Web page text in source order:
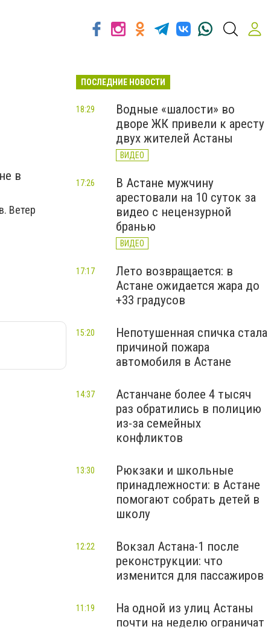
в
Ветер
ПОСЛЕДНИЕ НОВОСТИ
Водные «шалости» во
дворе ЖК привели к аресту
двух жителей Астаны
ВИДЕО
18:29
В Астане мужчину
арестовали на 10 суток за
видео с нецензурной
бранью
ВИДЕО
17:26
Лето возвращается: в
Астане ожидается жара до
+33 градусов
17:17
Непотушенная спичка стала
причиной пожара
автомобиля в Астане
15:20
Астанчане более 4 тысяч
раз обратились в полицию
из-за семейных
конфликтов
14:37
Рюкзаки и школьные
принадлежности: в Астане
помогают собрать детей в
школу
13:30
Вокзал Астана-1 после
реконструкции: что
изменится для пассажиров
12:22
На одной из улиц Астаны
почти на неделю ограничат
11:19